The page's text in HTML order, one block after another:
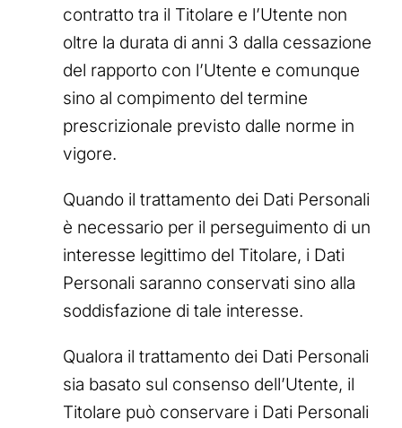
contratto tra il Titolare e l’Utente non
oltre la durata di anni 3 dalla cessazione
del rapporto con l’Utente e comunque
sino al compimento del termine
prescrizionale previsto dalle norme in
vigore.
Quando il trattamento dei Dati Personali
è necessario per il perseguimento di un
interesse legittimo del Titolare, i Dati
Personali saranno conservati sino alla
soddisfazione di tale interesse.
Qualora il trattamento dei Dati Personali
sia basato sul consenso dell’Utente, il
Titolare può conservare i Dati Personali